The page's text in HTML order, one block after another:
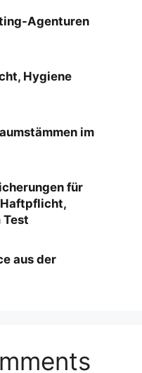
Agenturen
Hygiene
im
für
Test
aus der